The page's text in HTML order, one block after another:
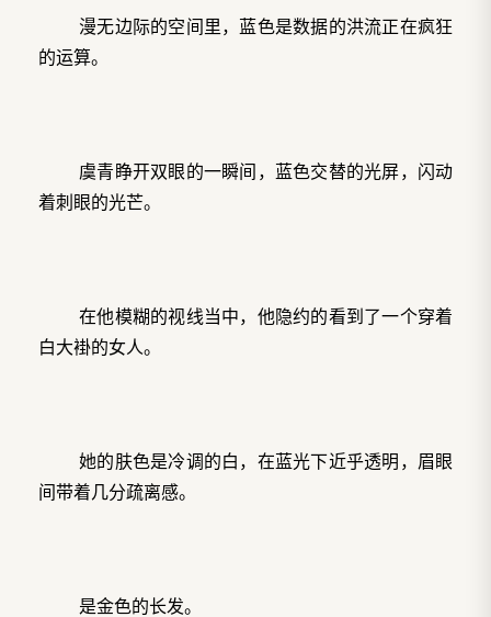
漫无边际的空间里，蓝色是数据的洪流正在疯狂
的运算。
虞青睁开双眼的一瞬间，蓝色交替的光屏，闪动
着刺眼的光芒。
在他模糊的视线当中，他隐约的看到了一个穿着
白大褂的女人。
她的肤色是冷调的白，在蓝光下近乎透明，眉眼
间带着几分疏离感。
是金色的长发。